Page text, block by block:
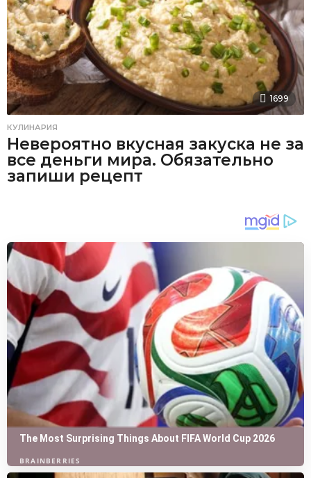
1699
КУЛИНАРИЯ
Невероятно вкусная закуска не за
все деньги мира. Обязательно
запиши рецепт